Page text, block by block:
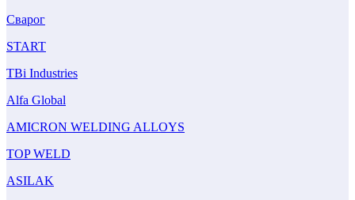
Сварог
START
TBi Industries
Alfa Global
AMICRON WELDING ALLOYS
TOP WELD
ASILAK